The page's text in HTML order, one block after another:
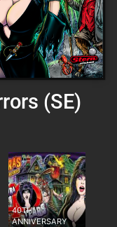
(SE)
40TH
ANNIVERSARY